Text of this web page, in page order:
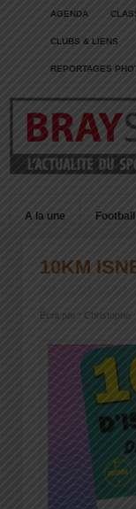
AGENDA
CLUBS & LIENS
REPORTAGES
A la une Football
10KM
Écrit par : Christophe